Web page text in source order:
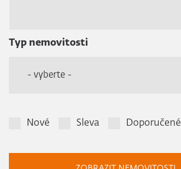
Typ nemovitosti
- vyberte -
Nové Sleva Doporučené